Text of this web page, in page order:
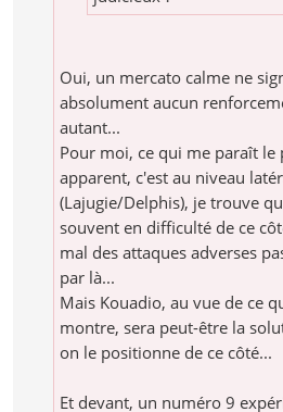
Oui, un mercato calme ne
absolument aucun
autant...
Pour moi, ce qui me paraît le
apparent, c'est au niveau
(Lajugie/Delphis), je trouve
souvent en difficulté de ce
mal des attaques adverses
par là...
Mais Kouadio, au vue de ce
montre, sera peut-être la
on le positionne de ce côté...
Et devant, un numéro 9